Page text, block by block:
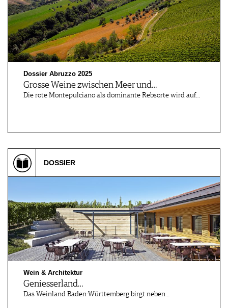
Dossier Abruzzo 2025
Grosse Weine zwischen Meer und…
Die rote Montepulciano als dominante Rebsorte wird auf…
DOSSIER
Wein & Architektur
Geniesserland…
Das Weinland Baden-Württemberg birgt neben…